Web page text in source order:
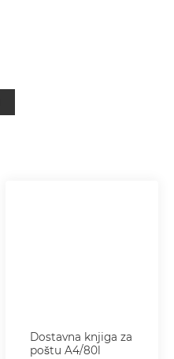
Dostavna knjiga za
poštu A4/80l